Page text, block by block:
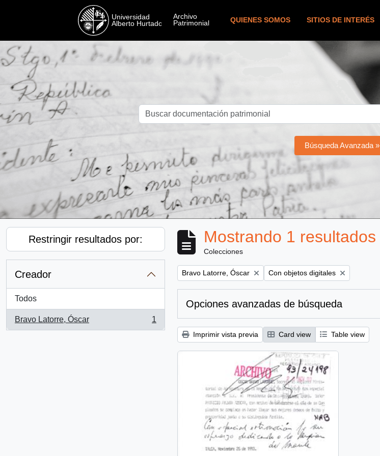
QUIENES SOMOS SITIOS DE INTERÉS
Búsqueda Avanzada »
Restringir resultados por:
Creador
Todos
Bravo Latorre, Óscar
, 1 resultados
1
Mostrando 1 resultados
Colecciones
Remove filter:
Bravo Latorre, Óscar Remove filter:
Con objetos digitales
Opciones avanzadas de búsqueda
Imprimir vista previa Card view Table view